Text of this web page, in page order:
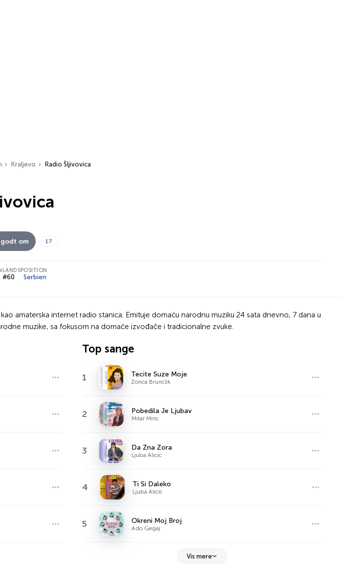
Kraljevo Radio Šljivovica
godt om 17
LANDSPOSITION
#60 Serbien
amaterska internet radio stanica. Emituje domaću narodnu muziku 24 sata dnevno, 7 dana u
muzike, sa fokusom na domaće izvođače i tradicionalne zvuke.
Top sange
1 Tecite Suze Moje
Zorica Brunclik
2 Pobedila Je Ljubav
Mitar Miric
3 Da Zna Zora
Ljuba Alicic
4 Ti Si Daleko
Ljuba Alicic
5 Okreni Moj Broj
Ado Gegaj
Vis mere